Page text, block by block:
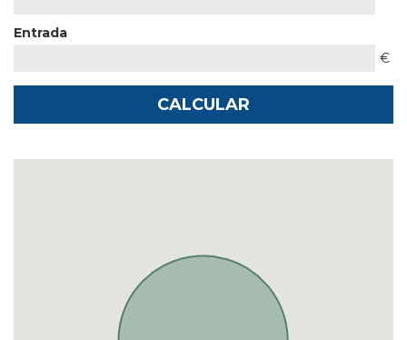
Entrada
€